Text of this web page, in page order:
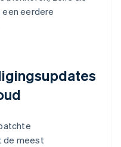
eerdere
de meest